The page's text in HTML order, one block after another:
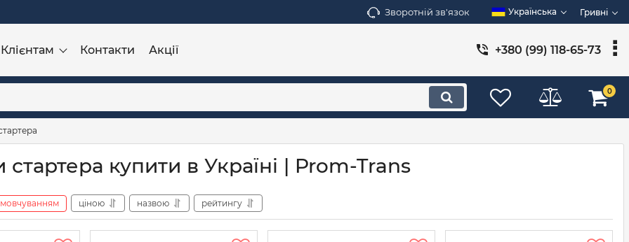
Зворотній зв'язок Українська Гривні
Клієнтам Контакти Акції +380 (99) 118-65-73
0
купити в Україні | Prom-Trans
ціною назвою рейтингу